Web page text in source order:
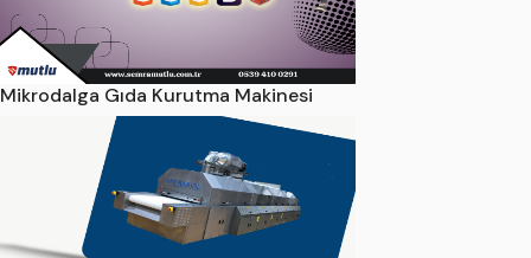
Mikrodalga Gıda Kurutma Makinesi